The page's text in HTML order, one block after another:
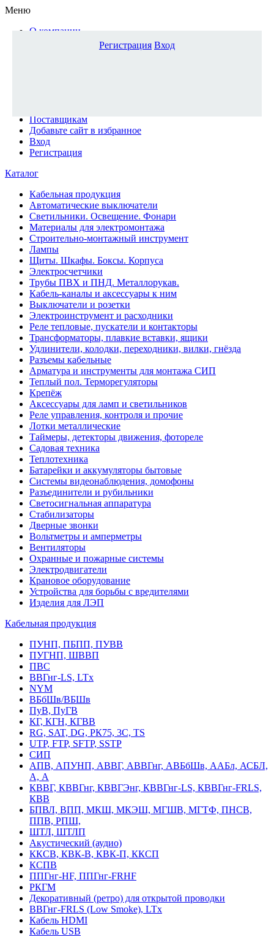
Меню
О компании
Доставка и оплата
Поставщикам
Добавьте сайт в избранное
Вход
Регистрация
Каталог
Кабельная продукция
Автоматические выключатели
Светильники. Освещение. Фонари
Материалы для электромонтажа
Строительно-монтажный инструмент
Лампы
Щиты. Шкафы. Боксы. Корпуса
Электросчетчики
Трубы ПВХ и ПНД. Металлорукав.
Кабель-каналы и аксессуары к ним
Выключатели и розетки
Электроинструмент и расходники
Реле тепловые, пускатели и контакторы
Трансформаторы, плавкие вставки, ящики
Удлинители, колодки, переходники, вилки, гнёзда
Разъемы кабельные
Арматура и инструменты для монтажа СИП
Теплый пол. Терморегуляторы
Крепёж
Аксессуары для ламп и светильников
Реле управления, контроля и прочие
Лотки металлические
Таймеры, детекторы движения, фотореле
Садовая техника
Теплотехника
Батарейки и аккумуляторы бытовые
Системы видеонаблюдения, домофоны
Разъединители и рубильники
Светосигнальная аппаратура
Стабилизаторы
Дверные звонки
Вольтметры и амперметры
Вентиляторы
Охранные и пожарные системы
Электродвигатели
Крановое оборудование
Устройства для борьбы с вредителями
Изделия для ЛЭП
Кабельная продукция
ПУНП, ПБПП, ПУВВ
ПУГНП, ШВВП
ПВС
ВВГнг-LS, LTx
NYM
ВБбШв/ВБШв
ПуВ, ПуГВ
КГ, КГН, КГВВ
RG, SAT, DG, РК75, 3С, TS
UTP, FTP, SFTP, SSTP
СИП
АПВ, АПУНП, АВВГ, АВВГнг, АВБбШв, ААБл, АСБЛ,
А, А
КВВГ, КВВГнг, КВВГЭнг, КВВГнг-LS, КВВГнг-FRLS,
КВВ
БПВЛ, ВПП, МКШ, МКЭШ, МГШВ, МГТФ, ПНСВ,
ППВ, РПШ,
ШТЛ, ШТЛП
Акустический (аудио)
ККСВ, КВК-В, КВК-П, ККСП
КСПВ
ППГнг-HF, ППГнг-FRHF
РКГМ
Декоративный (ретро) для открытой проводки
ВВГнг-FRLS (Low Smoke), LTx
Кабель HDMI
Кабель USB
Регистрация Вход